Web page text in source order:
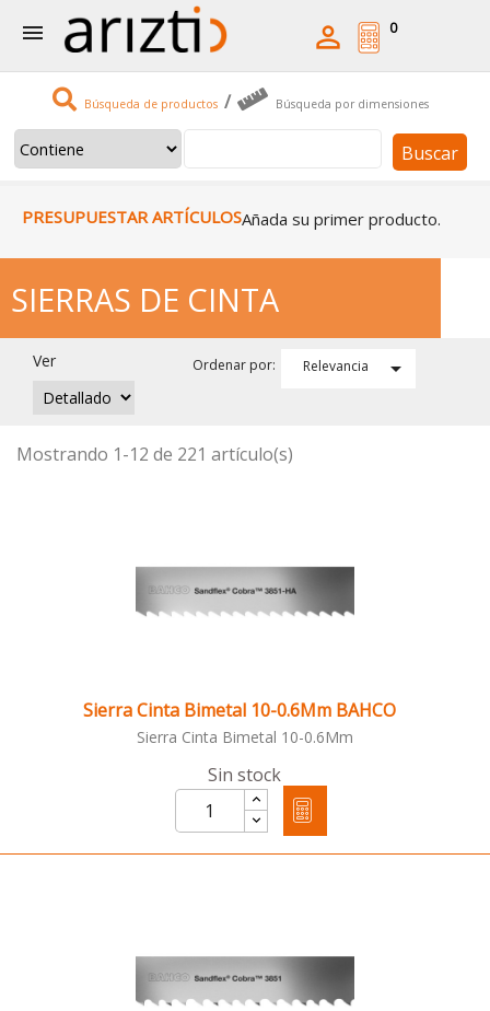
 
Búsqueda de productos / Búsqueda por dimensiones
Buscar
0
PRESUPUESTAR ARTÍCULOSAñada su primer producto.
SIERRAS DE CINTA
Ver Ordenar por: Relevancia 
Mostrando 1-12 de 221 artículo(s)
Sierra Cinta Bimetal 10-0.6Mm BAHCO
Sierra Cinta Bimetal 10-0.6Mm
Sin stock